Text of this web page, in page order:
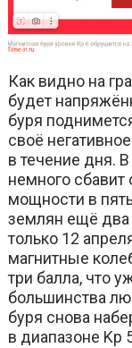
Как видно на
будет
буря
своё
в течение дня.
немного сбавит
мощности в
землян ещё два
только 12
магнитные
три балла, что
большинства
буря снова
в диапазоне Kp